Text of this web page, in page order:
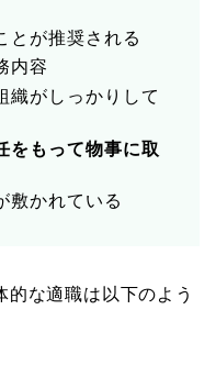
とが推奨される
内容
織がしっかりして
をもって物事に取
敷かれている
な適職は以下のよう